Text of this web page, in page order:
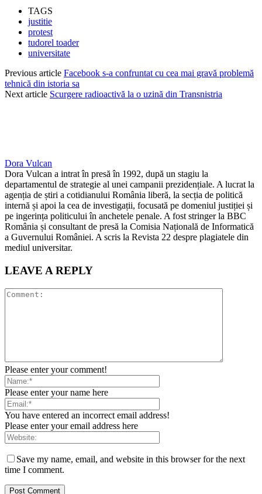
TAGS
justitie
protest
tudorel toader
universitate
Previous article Facebook s-a confruntat cu cea mai gravă problemă
tehnică din istoria sa
Next article Scurgere radioactivă la o uzină din Transnistria
Dora Vulcan
Dora Vulcan a intrat în presă în 1992, după un stagiu la
departamentul de strategie al unei campanii prezidențiale. A lucrat la
agenția de știri a cotidianului România liberă, la secția de politică
internă și apoi la cea de investigații, focusată pe domeniul justiției și
pe ingerința politicului în anchetele penale. A fost stringer la BBC
România și consultant de presă la Comisia Națională de Informatică
a Guvernului României. A scris la Revista 22 despre plagiatele din
mediul universitar.
LEAVE A REPLY
Please enter your comment!
Please enter your name here
You have entered an incorrect email address!
Please enter your email address here
Save my name, email, and website in this browser for the next
time I comment.